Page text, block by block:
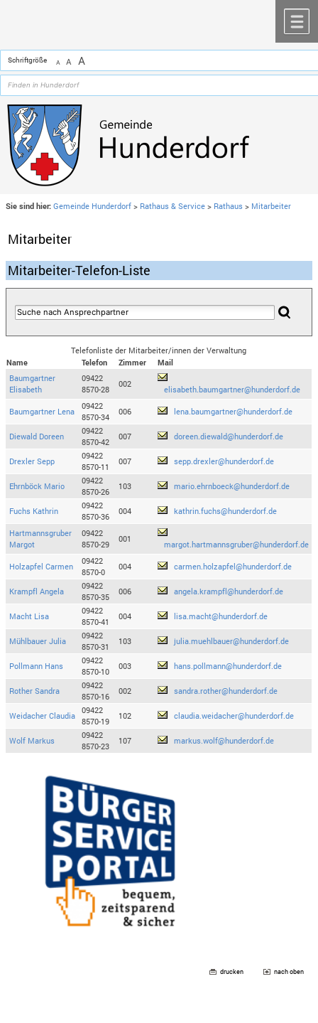
Schriftgröße A A A
Sie sind hier: Gemeinde Hunderdorf > Rathaus & Service > Rathaus > Mitarbeiter
Mitarbeiter
Mitarbeiter-Telefon-Liste
Telefonliste der Mitarbeiter/innen der Verwaltung
Name
Telefon Zimmer
Mail
Baumgartner
Elisabeth
09422
8570-28
002
elisabeth.baumgartner@hunderdorf.de
Baumgartner Lena
09422
8570-34
006 lena.baumgartner@hunderdorf.de
Diewald Doreen
09422
8570-42
007 doreen.diewald@hunderdorf.de
Drexler Sepp
09422
8570-11
007 sepp.drexler@hunderdorf.de
Ehrnböck Mario
09422
8570-26
103 mario.ehrnboeck@hunderdorf.de
Fuchs Kathrin
09422
8570-36
004 kathrin.fuchs@hunderdorf.de
Hartmannsgruber
Margot
09422
8570-29
001
margot.hartmannsgruber@hunderdorf.de
Holzapfel Carmen
09422
8570-0
004 carmen.holzapfel@hunderdorf.de
Krampfl Angela
09422
8570-35
006 angela.krampfl@hunderdorf.de
Macht Lisa
09422
8570-41
004 lisa.macht@hunderdorf.de
Mühlbauer Julia
09422
8570-31
103 julia.muehlbauer@hunderdorf.de
Pollmann Hans
09422
8570-10
003 hans.pollmann@hunderdorf.de
Rother Sandra
09422
8570-16
002 sandra.rother@hunderdorf.de
Weidacher Claudia
09422
8570-19
102 claudia.weidacher@hunderdorf.de
Wolf Markus
09422
8570-23
107 markus.wolf@hunderdorf.de
drucken nach oben